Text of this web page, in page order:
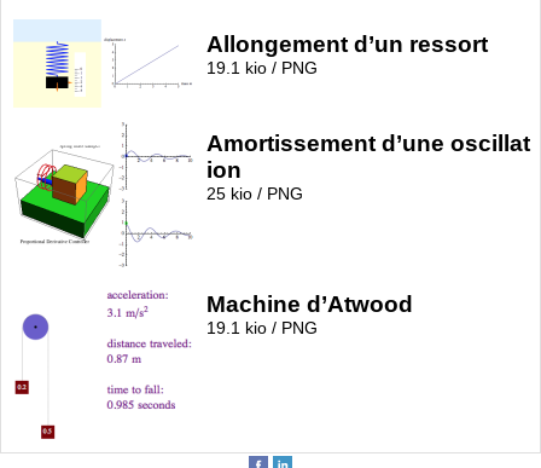
Allongement d’un ressort
19.1 kio / PNG
Amortissement d’une oscillat
ion
25 kio / PNG
Machine d’Atwood
19.1 kio / PNG